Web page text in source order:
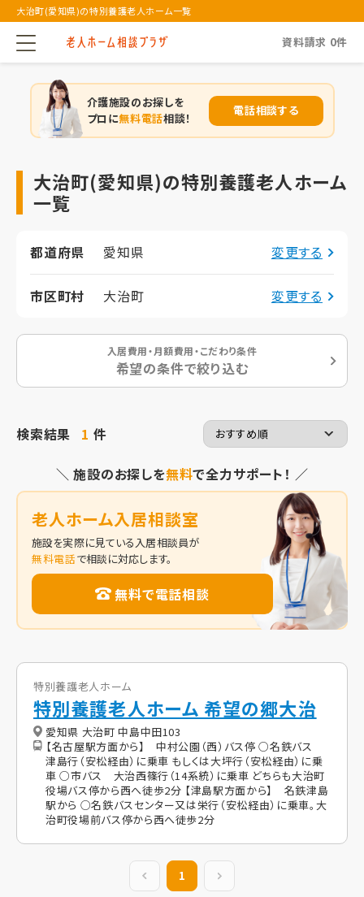
大治町(愛知県)の特別養護老人ホーム一覧
資料請求 0件
介護施設のお探しを
プロに無料電話相談！
電話相談する
大治町(愛知県)の特別養護老人ホーム
一覧
都道府県 愛知県 変更する
市区町村 大治町 変更する
入居費用・月額費用・こだわり条件
希望の条件で絞り込む
検索結果 1 件
＼ 施設のお探しを無料で全力サポート！ ／
老人ホーム入居相談室
施設を実際に見ている入居相談員が
無料電話で相談に対応します。
無料で電話相談
特別養護老人ホーム
特別養護老人ホーム 希望の郷大治
愛知県 大治町 中島中田103
【名古屋駅方面から】 中村公園（西）バス停 ○名鉄バス
津島行（安松経由）に乗車 もしくは大坪行（安松経由）に乗
車 ○市バス 大治西篠行（14系統）に乗車 どちらも大治町
役場バス停から西へ徒歩2分 【津島駅方面から】 名鉄津島
駅から ○名鉄バスセンター又は栄行（安松経由）に乗車。大
治町役場前バス停から西へ徒歩2分
前の20件
1